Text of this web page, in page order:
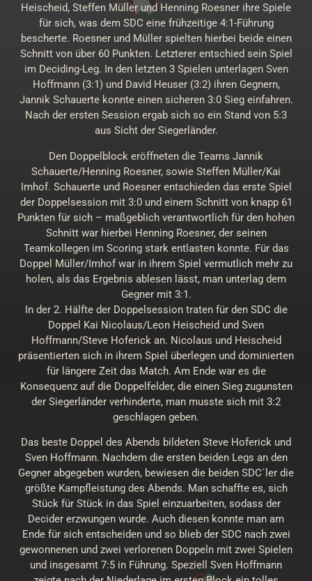
Heischeid, Steffen Müller und Henning Roesner ihre Spiele
für sich, was dem SDC eine frühzeitige 4:1-Führung
bescherte. Roesner und Müller spielten hierbei beide einen
Schnitt von über 60 Punkten. Letzterer entschied sein Spiel
im Deciding-Leg. In den letzten 3 Spielen unterlagen Sven
Hoffmann (3:1) und David Heuser (3:2) ihren Gegnern,
Jannik Schauerte konnte einen sicheren 3:0 Sieg einfahren.
Nach der ersten Session ergab sich so ein Stand von 5:3
aus Sicht der Siegerländer.
Den Doppelblock eröffneten die Teams Jannik
Schauerte/Henning Roesner, sowie Steffen Müller/Kai
Imhof. Schauerte und Roesner entschieden das erste Spiel
der Doppelsession mit 3:0 und einem Schnitt von knapp 61
Punkten für sich – maßgeblich verantwortlich für den hohen
Schnitt war hierbei Henning Roesner, der seinen
Teamkollegen im Scoring stark entlasten konnte. Für das
Doppel Müller/Imhof war in ihrem Spiel vermutlich mehr zu
holen, als das Ergebnis ablesen lässt, man unterlag dem
Gegner mit 3:1.
In der 2. Hälfte der Doppelsession traten für den SDC die
Doppel Kai Nicolaus/Leon Heischeid und Sven
Hoffmann/Steve Hoferick an. Nicolaus und Heischeid
präsentierten sich in ihrem Spiel überlegen und dominierten
für längere Zeit das Match. Am Ende war es die
Konsequenz auf die Doppelfelder, die einen Sieg zugunsten
der Siegerländer verhinderte, man musste sich mit 3:2
geschlagen geben.
Das beste Doppel des Abends bildeten Steve Hoferick und
Sven Hoffmann. Nachdem die ersten beiden Legs an den
Gegner abgegeben wurden, bewiesen die beiden SDC´ler die
größte Kampfleistung des Abends. Man schaffte es, sich
Stück für Stück in das Spiel einzuarbeiten, sodass der
Decider erzwungen wurde. Auch diesen konnte man am
Ende für sich entscheiden und so blieb der SDC nach zwei
gewonnenen und zwei verlorenen Doppeln mit zwei Spielen
und insgesamt 7:5 in Führung. Speziell Sven Hoffmann